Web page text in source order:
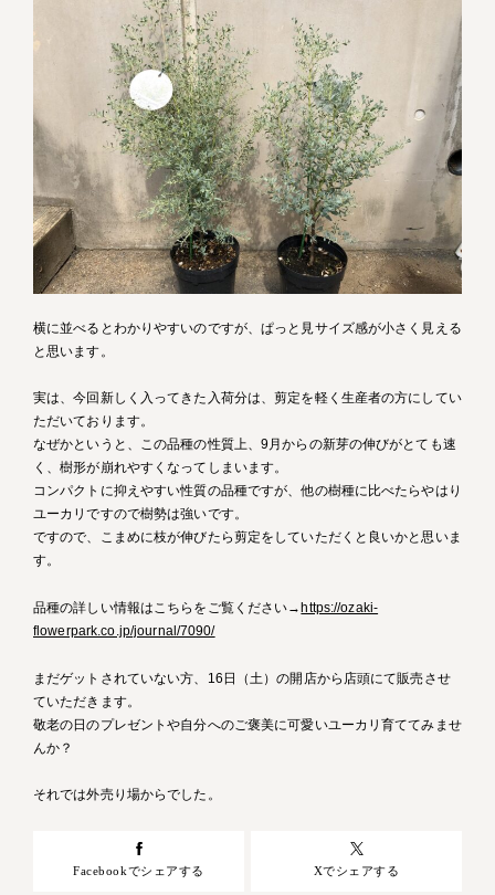
横に並べるとわかりやすいのですが、ぱっと見サイズ感が小さく見える
と思います。
実は、今回新しく入ってきた入荷分は、剪定を軽く生産者の方にしてい
ただいております。
なぜかというと、この品種の性質上、9月からの新芽の伸びがとても速
く、樹形が崩れやすくなってしまいます。
コンパクトに抑えやすい性質の品種ですが、他の樹種に比べたらやはり
ユーカリですので樹勢は強いです。
ですので、こまめに枝が伸びたら剪定をしていただくと良いかと思いま
す。
品種の詳しい情報はこちらをご覧ください→ https://ozaki-
flowerpark.co.jp/journal/7090/
まだゲットされていない方、16日（土）の開店から店頭にて販売させ
ていただきます。
敬老の日のプレゼントや自分へのご褒美に可愛いユーカリ育ててみませ
んか？
それでは外売り場からでした。
Facebookでシェアする Xでシェアする